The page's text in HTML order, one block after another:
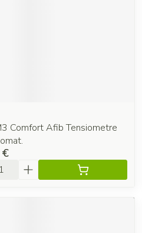
Comfort Afib Tensiometre
€